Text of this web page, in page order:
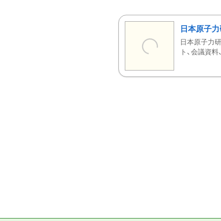
日本原子
日本原子力
ト、会議資